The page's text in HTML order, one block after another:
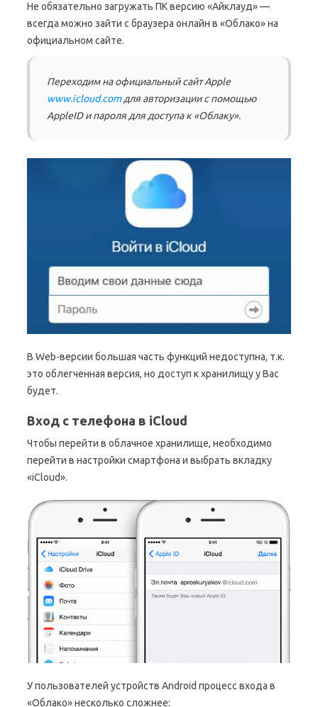
Не обязательно загружать ПК версию «Айклауд» —
всегда можно зайти с браузера онлайн в «Облако» на
официальном сайте.
Переходим на официальный сайт Apple
www.icloud.comдля авторизации с помощью
AppleID и пароля для доступа к «Облаку».
В Web-версии большая часть функций недоступна, т.к.
это облегченная версия, но доступ к хранилищу у Вас
будет.
Вход с телефона в iCloud
Чтобы перейти в облачное хранилище, необходимо
перейти в настройки смартфона и выбрать вкладку
«iCloud».
У пользователей устройств Android процесс входа в
«Облако» несколько сложнее: